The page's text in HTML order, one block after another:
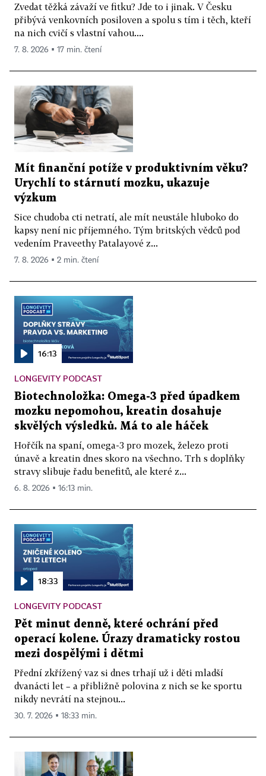
Zvedat těžká závaží ve fitku? Jde to i jinak. V Česku
přibývá venkovních posiloven a spolu s tím i těch, kteří
na nich cvičí s vlastní vahou....
7. 8. 2026 ▪ 17 min. čtení
Mít finanční potíže v produktivním věku?
Urychlí to stárnutí mozku, ukazuje
výzkum
Sice chudoba cti netratí, ale mít neustále hluboko do
kapsy není nic příjemného. Tým britských vědců pod
vedením Praveethy Patalayové z...
7. 8. 2026 ▪ 2 min. čtení
16:13
LONGEVITY PODCAST
Biotechnoložka: Omega-3 před úpadkem
mozku nepomohou, kreatin dosahuje
skvělých výsledků. Má to ale háček
Hořčík na spaní, omega-3 pro mozek, železo proti
únavě a kreatin dnes skoro na všechno. Trh s doplňky
stravy slibuje řadu benefitů, ale které z...
6. 8. 2026 ▪ 16:13 min.
18:33
LONGEVITY PODCAST
Pět minut denně, které ochrání před
operací kolene. Úrazy dramaticky rostou
mezi dospělými i dětmi
Přední zkřížený vaz si dnes trhají už i děti mladší
dvanácti let – a přibližně polovina z nich se ke sportu
nikdy nevrátí na stejnou...
30. 7. 2026 ▪ 18:33 min.